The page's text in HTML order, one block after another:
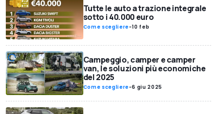
Tutte le auto a trazione integrale
sotto i 40.000 euro
Come scegliere-10 feb
Campeggio, camper e camper
van, le soluzioni più economiche
del 2025
Come scegliere-6 giu 2025